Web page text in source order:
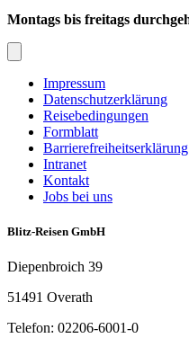
Montags bis freitags
Impressum
Datenschutzerklärung
Reisebedingungen
Formblatt
Barrierefreiheitserklärung
Intranet
Kontakt
Jobs bei uns
Blitz-Reisen GmbH
Diepenbroich 39
51491 Overath
Telefon: 02206-6001-0